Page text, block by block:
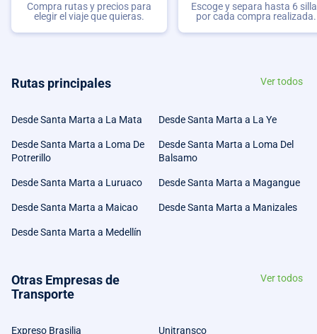
Compra rutas y precios para
elegir el viaje que quieras.
Escoge y separa hasta 6
por cada compra realizada.
Rutas principales Ver todos
Desde Santa Marta a La Mata Desde Santa Marta a La Ye
Desde Santa Marta a Loma De
Potrerillo
Desde Santa Marta a Loma Del
Balsamo
Desde Santa Marta a Luruaco Desde Santa Marta a Magangue
Desde Santa Marta a Maicao Desde Santa Marta a Manizales
Desde Santa Marta a Medellín
Otras Empresas de
Transporte
Ver todos
Expreso Brasilia Unitransco